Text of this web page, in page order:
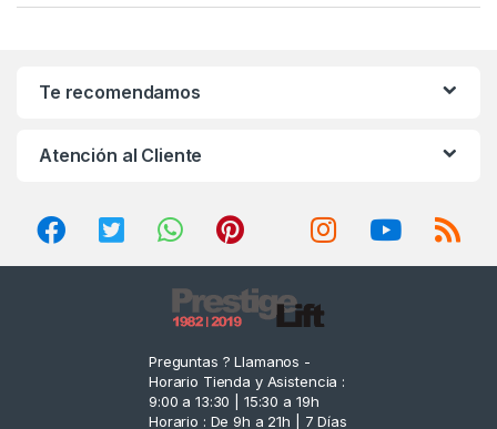
Te recomendamos
Atención al Cliente
Preguntas ? Llamanos -
Horario Tienda y Asistencia :
9:00 a 13:30 | 15:30 a 19h
Horario : De 9h a 21h | 7 Días